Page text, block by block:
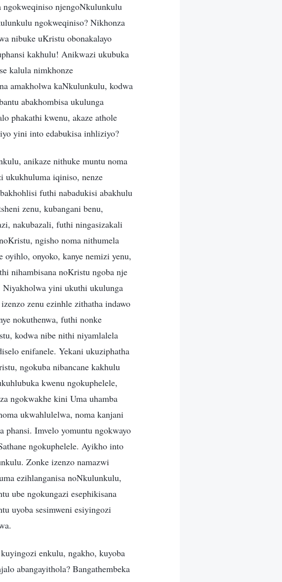
njengoNkulunkulu
ngokweqiniso? Nikhonza
nibuke uKristu obonakalayo
kakhulu! Anikwazi ukubuka
kalula nimkhonze
amakholwa kaNkulunkulu, kodwa
abakhombisa ukulunga
phakathi kwenu, akaze athole
yini into edabukisa inhliziyo?
anikaze nithuke muntu noma
ukukhuluma iqiniso, nenze
futhi nabadukisi abakhulu
zenu, kubangani benu,
nakubazali, futhi ningasizakali
ngisho noma nithumela
oyihlo, onyoko, kanye nemizi yenu,
nihambisana noKristu ngoba nje
Niyakholwa yini ukuthi ukulunga
zenu ezinhle zithatha indawo
nokuthenwa, futhi nonke
kodwa nibe nithi niyamlalela
enifanele. Yekani ukuziphatha
ngokuba nibancane kakhulu
kwenu ngokuphelele,
ngokwakhe kini Uma uhamba
ukwahlulelwa, noma kanjani
phansi. Imvelo yomuntu ngokwayo
ngokuphelele. Ayikho into
Zonke izenzo namazwi
ezihlanganisa noNkulunkulu,
ube ngokungazi esephikisana
uyoba sesimweni esiyingozi
enkulu, ngakho, kuyoba
abangayithola? Bangathembeka